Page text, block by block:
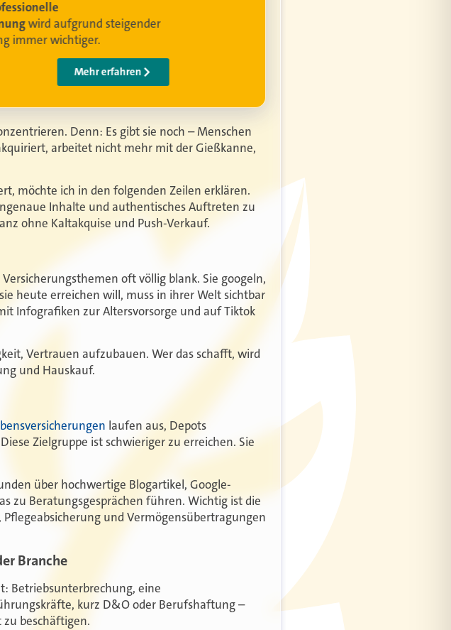
Video anschauen
Denn: Es gibt sie noch – Menschen
arbeitet nicht mehr mit der Gießkanne,
möchte ich in den folgenden Zeilen erklären.
Inhalte und authentisches Auftreten zu
ohne Kaltakquise und Push-Verkauf.
oft völlig blank. Sie googeln,
heute erreichen will, muss in ihrer Welt sichtbar
Infografiken zur Altersvorsorge und auf Tiktok
Vertrauen aufzubauen. Wer das schafft, wird
und Hauskauf.
laufen aus, Depots
Zielgruppe ist schwieriger zu erreichen. Sie
über hochwertige Blogartikel, Google-
zu Beratungsgesprächen führen. Wichtig ist die
und Vermögensübertragungen
Branche
Betriebsunterbrechung, eine
kurz D&O oder Berufshaftung –
beschäftigen.